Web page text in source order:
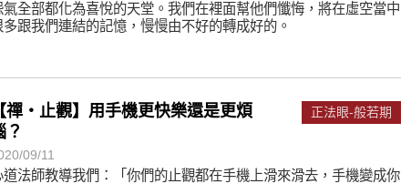
氣全部都化為喜悅的天堂。我們在裡面幫他們懺悔，將在虛空當中
多跟我們連結的記憶，慢慢由不好的轉成好的。
禪‧止觀】用手機更快樂還是更煩
？
09/11
道法師教導我們：「你們的止觀都在手機上滑來滑去，手機變成你
正法眼-般若期